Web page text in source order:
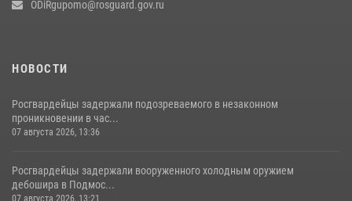
ODiRgupomo@rosguard.gov.ru
НОВОСТИ
Росгвардейцы задержали подозреваемого в незаконном
проникновении в час...
07 августа 2026, 13:36
Росгвардейцы задержали вооруженного холодным оружием
дебошира в Подмос...
07 августа 2026, 13:21